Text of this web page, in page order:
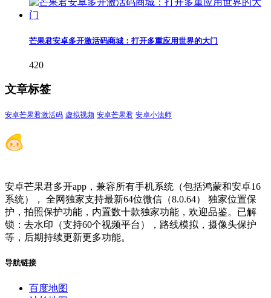
芒果君安卓多开激活码商城：打开多重应用世界的大门
420
文章标签
安卓芒果君激活码 虚拟视频 安卓芒果君 安卓小法师
安卓芒果君多开app，兼容所有手机系统（包括鸿蒙和安卓16
系统）， 全网独家支持最新64位微信（8.0.64） 独家位置保
护，拍照保护功能，内置数十款独家功能，欢迎品鉴。已解
锁：去水印（支持60个视频平台），路线模拟，摄像头保护
等，后期持续更新更多功能。
导航链接
百度地图